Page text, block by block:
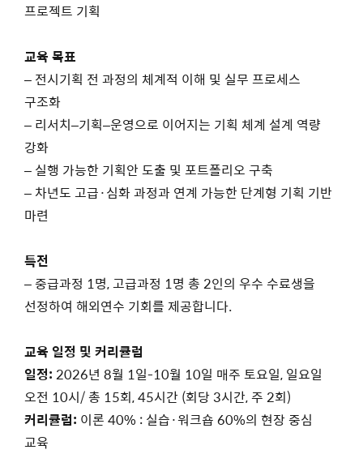
프로젝트 기획
교육 목표
– 전시기획 전 과정의 체계적 이해 및 실무 프로세스
구조화
– 리서치–기획–운영으로 이어지는 기획 체계 설계 역량
강화
– 실행 가능한 기획안 도출 및 포트폴리오 구축
– 차년도 고급·심화 과정과 연계 가능한 단계형 기획 기반
마련
특전
– 중급과정 1명, 고급과정 1명 총 2인의 우수 수료생을
선정하여 해외연수 기회를 제공합니다.
교육 일정 및 커리큘럼
일정:2026년 8월 1일-10월 10일 매주 토요일, 일요일
오전 10시/ 총 15회, 45시간 (회당 3시간, 주 2회)
커리큘럼: 이론 40% : 실습·워크숍 60%의 현장 중심
교육